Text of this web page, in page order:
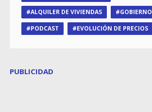
ALQUILER DE VIVIENDAS
GOBIERNO
PODCAST
EVOLUCIÓN DE PRECIOS
PUBLICIDAD